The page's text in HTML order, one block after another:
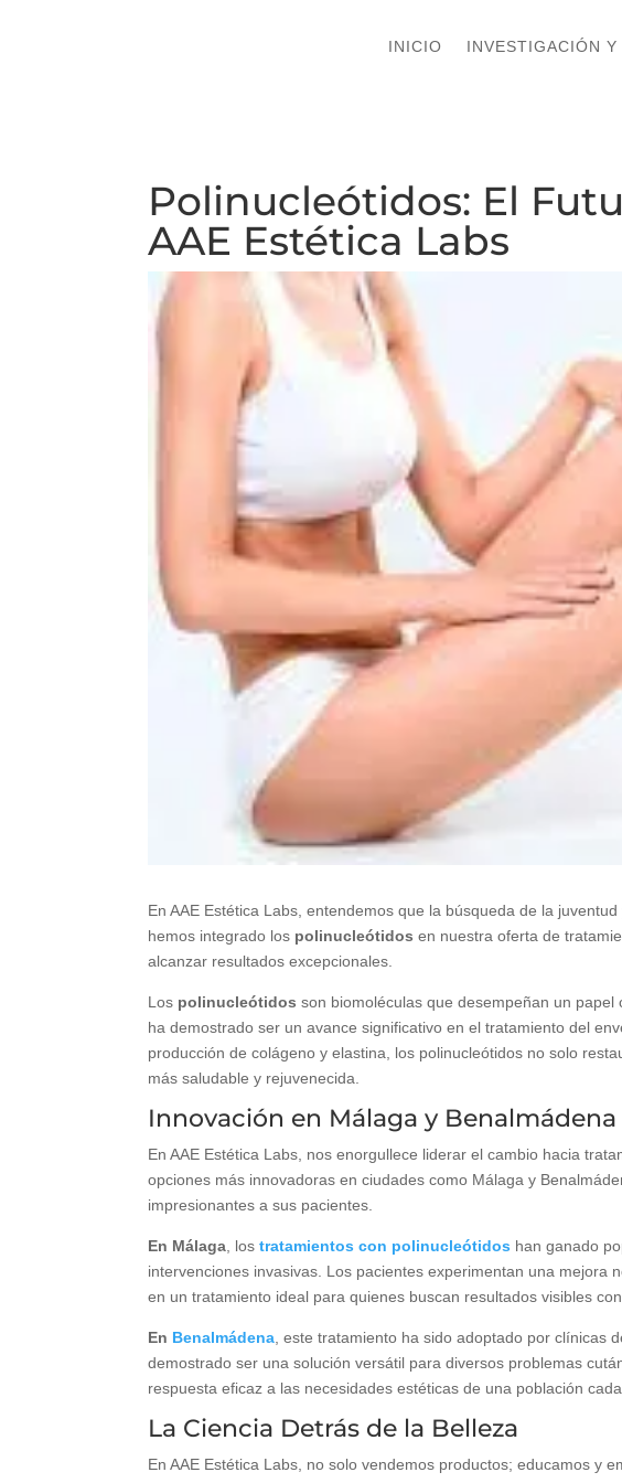
INICIO INVESTIGACIÓN
INICIO INVESTIGACIÓN
Polinucleótidos: El
AAE Estética Labs
En AAE Estética Labs, entendemos que la búsqueda de la
hemos integrado los polinucleótidos en nuestra oferta de
alcanzar resultados excepcionales.
Los polinucleótidos son biomoléculas que desempeñan un
ha demostrado ser un avance significativo en el tratamiento del
producción de colágeno y elastina, los polinucleótidos no solo
más saludable y rejuvenecida.
Innovación en Málaga y Benalmádena
En AAE Estética Labs, nos enorgullece liderar el cambio hacia
opciones más innovadoras en ciudades como Málaga y
impresionantes a sus pacientes.
En Málaga , lostratamientos con polinucleótidos han ganado
intervenciones invasivas. Los pacientes experimentan una
en un tratamiento ideal para quienes buscan resultados visibles
En Benalmádena , este tratamiento ha sido adoptado por
demostrado ser una solución versátil para diversos problemas
respuesta eficaz a las necesidades estéticas de una población
La Ciencia Detrás de la Belleza
En AAE Estética Labs, no solo vendemos productos; educamos y